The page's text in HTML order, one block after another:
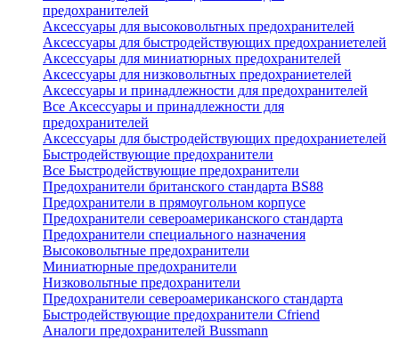
предохранителей
Аксессуары для высоковольтных предохранителей
Аксессуары для быстродействующих предохраниетелей
Аксессуары для миниатюрных предохранителей
Аксессуары для низковольтных предохраниетелей
Аксессуары и принадлежности для предохранителей
Все Аксессуары и принадлежности для
предохранителей
Аксессуары для быстродействующих предохраниетелей
Быстродействующие предохранители
Все Быстродействующие предохранители
Предохранители британского стандарта BS88
Предохранители в прямоугольном корпусе
Предохранители североамериканского стандарта
Предохранители специального назначения
Высоковольтные предохранители
Миниатюрные предохранители
Низковольтные предохранители
Предохранители североамериканского стандарта
Быстродействующие предохранители Cfriend
Аналоги предохранителей Bussmann